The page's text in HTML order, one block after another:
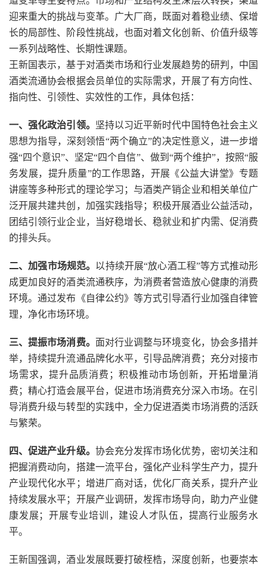
迎来重大的挑战与变革。广大厂商，既面对着稳业绩、保增
长的局部性、阶段性挑战，也面对着文化创新、价值升级等
一系列战略性、长期性课题。
王新国表示，基于对酒类市场和行业发展趋势的研判，中国
酒类流通协会根据会员单位的实际需求，开展了有方向性、
指向性、引领性、实效性的工作，具体包括：
一、强化政治引领。 坚持以习近平新时代中国特色社会主义
思想为指导，深刻领悟“两个确立”的决定性意义，进一步增
强“四个意识”、坚定“四个自信”、做到“两个维护”，按照“服
务发展，提升质量”的工作思路，开展《公益大讲堂》专题
讲座等多种形式的理论学习；与酒类产销企业和相关单位广
泛开展共建共创，加强实践指导；积极开展酒业公益活动，
团结引领行业企业，当好稳增长、稳就业和扩内需、促消费
的排头兵。
二、加强市场规范。 以持续开展“放心酒工程”等方式推动形
成更加良好的酒类流通秩序，为消费者营造放心健康的消费
环境。通过发布《自律公约》等方式引导酒行业加强自律管
理，净化市场环境。
三、提振市场消费。 面对行业调整与环境变化，协会多措并
举，持续提升流通品牌化水平，引导品牌消费；充分对接市
场需求，提升品质消费；积极推动市场创新，开拓增量消
费；精心打造会展平台，促进市场消费充分深入市场。在引
导消费升级与转型的实践中，全力促进酒类市场消费的活跃
与繁荣。
四、促进产业升级。 协会充分发挥市场化优势，密切关注和
把握消费动向，搭建一流平台，强化产业科学生产力，提升
产业现代化水平；增进厂商对话，优化厂商关系，提升产业
持续发展水平；开展产业调研，发挥市场导向，助力产业健
康发展；开展专业培训，建设人才队伍，提高行业服务水
平。
王新国强调，酒业发展既要打破桎梏，深度创新，也要崇本